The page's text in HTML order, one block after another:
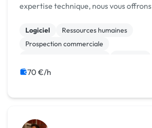
expertise technique, nous vous offrons
Rejoignez-nous pour une expérience
Logiciel
Ressources humaines
Prospection commerciale
Maintenance
70 €/h